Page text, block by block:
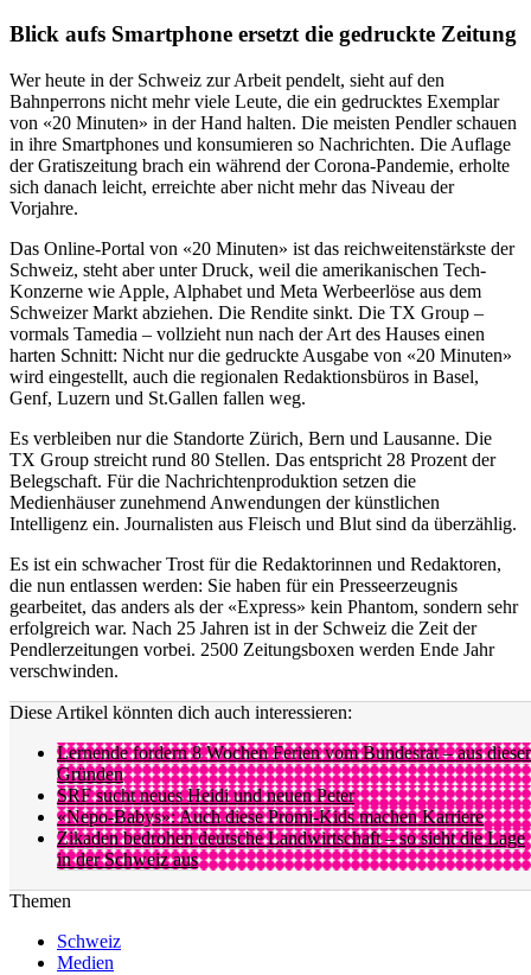
Blick aufs Smartphone ersetzt die gedruckte Zeitung
Wer heute in der Schweiz zur Arbeit pendelt, sieht auf den
Bahnperrons nicht mehr viele Leute, die ein gedrucktes Exemplar
von «20 Minuten» in der Hand halten. Die meisten Pendler schauen
in ihre Smartphones und konsumieren so Nachrichten. Die Auflage
der Gratiszeitung brach ein während der Corona-Pandemie, erholte
sich danach leicht, erreichte aber nicht mehr das Niveau der
Vorjahre.
Das Online-Portal von «20 Minuten» ist das reichweitenstärkste der
Schweiz, steht aber unter Druck, weil die amerikanischen Tech-
Konzerne wie Apple, Alphabet und Meta Werbeerlöse aus dem
Schweizer Markt abziehen. Die Rendite sinkt. Die TX Group –
vormals Tamedia – vollzieht nun nach der Art des Hauses einen
harten Schnitt: Nicht nur die gedruckte Ausgabe von «20 Minuten»
wird eingestellt, auch die regionalen Redaktionsbüros in Basel,
Genf, Luzern und St.Gallen fallen weg.
Es verbleiben nur die Standorte Zürich, Bern und Lausanne. Die
TX Group streicht rund 80 Stellen. Das entspricht 28 Prozent der
Belegschaft. Für die Nachrichtenproduktion setzen die
Medienhäuser zunehmend Anwendungen der künstlichen
Intelligenz ein. Journalisten aus Fleisch und Blut sind da überzählig.
Es ist ein schwacher Trost für die Redaktorinnen und Redaktoren,
die nun entlassen werden: Sie haben für ein Presseerzeugnis
gearbeitet, das anders als der «Express» kein Phantom, sondern sehr
erfolgreich war. Nach 25 Jahren ist in der Schweiz die Zeit der
Pendlerzeitungen vorbei. 2500 Zeitungsboxen werden Ende Jahr
verschwinden.
Diese Artikel könnten dich auch interessieren:
Lernende fordern 8 Wochen Ferien vom Bundesrat – aus
Gründen
SRF sucht neues Heidi und neuen Peter
«Nepo-Babys»: Auch diese Promi-Kids machen Karriere
Zikaden bedrohen deutsche Landwirtschaft – so sieht die Lage
in der Schweiz aus
Themen
Schweiz
Medien